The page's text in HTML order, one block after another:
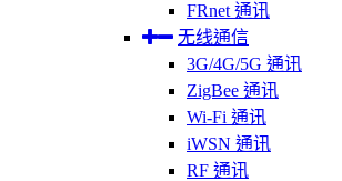
FRnet 通讯
无线通信
3G/4G/5G 通讯
ZigBee 通讯
Wi-Fi 通讯
iWSN 通讯
RF 通讯